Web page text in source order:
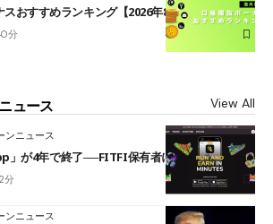
おすすめランキング【2026年8月最新】
分
ュース View All
ンニュース
」が4年で終了──FITFI保有者に対応呼びかけ
分
ンニュース